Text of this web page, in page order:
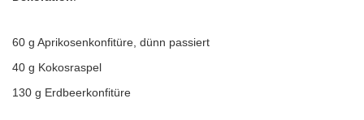
60 g Aprikosenkonfitüre, dünn passiert
40 g Kokosraspel
130 g Erdbeerkonfitüre